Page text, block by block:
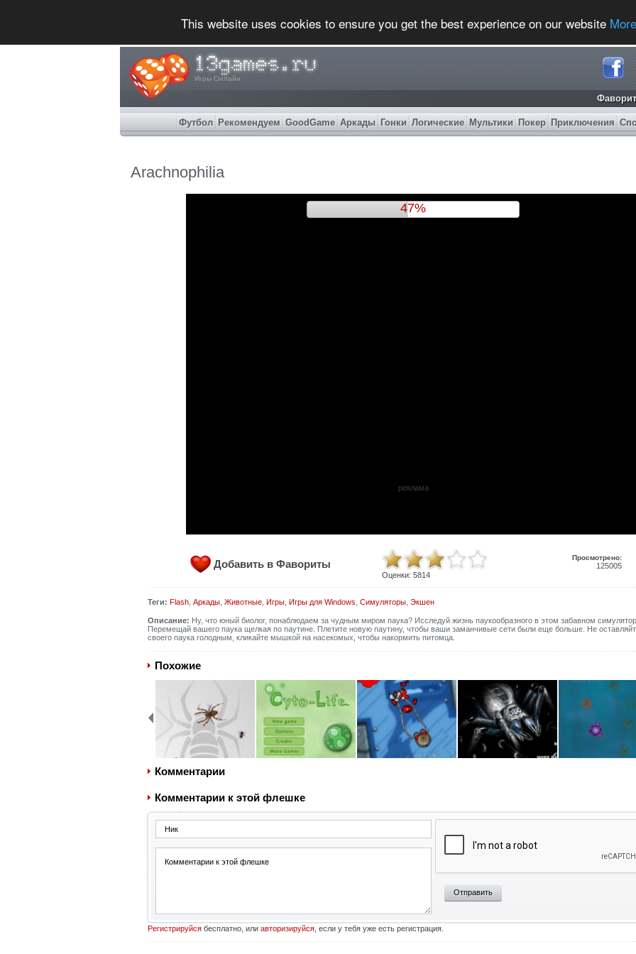
This website uses cookies to ensure you get the best experience on our website
Игры Онлайн
Футбол Рекомендуем GoodGame Аркады Гонки Логические Мультики Покер Приключения
Arachnophilia
50%
реклама
Добавить в Фавориты
Оценки: 5814
Просмотрено:
125005
Теги: Flash, Аркады, Животные, Игры, Игры для Windows Симуляторы, Экшен
Описание: Ну, что юный биолог, понаблюдаем за чудным миром паука? Исследуй жизнь паукообразного в этом забавном
Перемещай вашего паука щелкая по паутине. Плетите новую паутину, чтобы ваши заманчивые сети были еще больше. Не
своего паука голодным, кликайте мышкой на насекомых, чтобы накормить питомца.
Похожие
Комментарии
Комментарии к этой флешке
Отправить
Регистрируйсябесплатно, или авторизируйся, если у тебя уже есть регистрация.